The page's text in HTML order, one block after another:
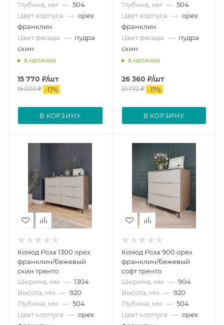
Глубина, мм — 504
Цвет корпуса — орех
франклин
Цвет фасада — пудра
скин
в наличии
15 770 ₽/шт
19 000₽ -17%
В КОРЗИНУ
Глубина, мм — 504
Цвет корпуса — орех
франклин
Цвет фасада — пудра
скин
в наличии
26 360 ₽/шт
31 770₽ -17%
В КОРЗИНУ
Комод Роза 1300 орех
франклин/бежевый
скин тренто
Ширина, мм — 1304
Высота, мм — 920
Глубина, мм — 504
Цвет корпуса — орех
Комод Роза 900 орех
франклин/бежевый
софт тренто
Ширина, мм — 904
Высота, мм — 920
Глубина, мм — 504
Цвет корпуса — орех